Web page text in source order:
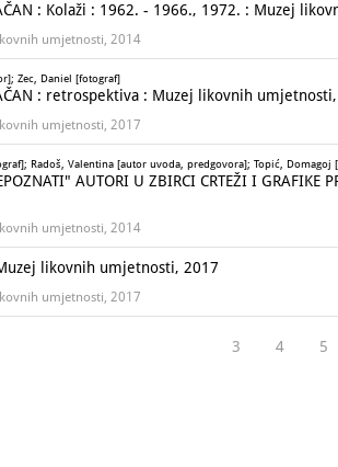
: Kolaži : 1962. - 1966., 1972. : Muzej
umjetnosti, 2014
Zec, Daniel [fotograf]
: retrospektiva : Muzej likovnih
umjetnosti, 2017
Radoš, Valentina [autor uvoda, predgovora]; Topić, Domagoj
AUTORI U ZBIRCI CRTEŽI I GRAFIKE
umjetnosti, 2014
likovnih umjetnosti, 2017
umjetnosti, 2017
3 4 5